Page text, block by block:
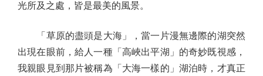
光所及之處，皆是最美的風景。
「草原的盡頭是大海」，當一片漫無邊際的湖突然
出現在眼前，給人一種「高峽出平湖」的奇妙既視感，
我親眼見到那片被稱為「大海一樣的」湖泊時，才真正